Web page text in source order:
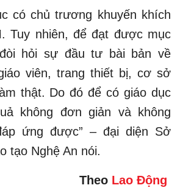
có chủ trương khuyến khích
Tuy nhiên, để đạt được mục
hỏi sự đầu tư bài bản về
viên, trang thiết bị, cơ sở
thật. Do đó để có giáo dục
không đơn giản và không
ứng được” – đại diện Sở
tạo Nghệ An nói.
Theo Lao Động